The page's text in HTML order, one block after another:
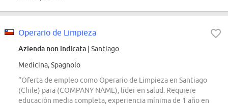
Operario de Limpieza
Azienda non indicata | Santiago
Medicina, Spagnolo
“Oferta de empleo como Operario de Limpieza en Santiago
(Chile) para (COMPANY NAME), líder en salud. Requiere
educación media completa, experiencia mínima de 1 año en